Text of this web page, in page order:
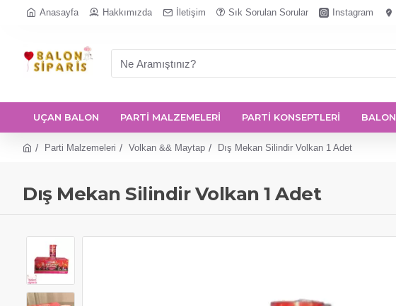
Anasayfa Hakkımızda İletişim Sık Sorulan Sorular Instagram
UÇAN BALON PARTİ MALZEMELERİ PARTİ KONSEPTLERİ BALON
Parti Malzemeleri Volkan && Maytap Dış Mekan Silindir Volkan 1 Adet
Dış Mekan Silindir Volkan 1 Adet